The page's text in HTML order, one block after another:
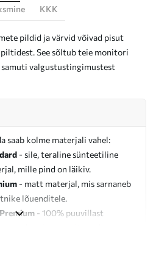
KKK
pildid ja värvid võivad pisut
See sõltub teie monitori
valgustustingimustest
saab kolme materjali vahel:
- sile, teraline sünteetiline
mille pind on läikiv.
- matt materjal, mis sarnaneb
lõuenditele.
- 100% puuvillast